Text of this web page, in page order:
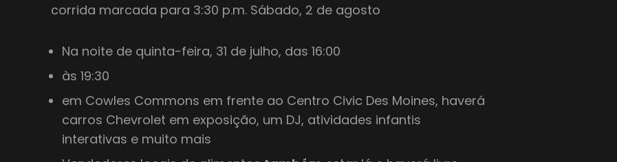
corrida marcada para 3:30 p.m. Sábado, 2 de agosto
Na noite de quinta-feira, 31 de julho, das 16:00
às 19:30
em Cowles Commons em frente ao Centro Civic Des Moines, haverá
carros Chevrolet em exposição, um DJ, atividades infantis
interativas e muito mais